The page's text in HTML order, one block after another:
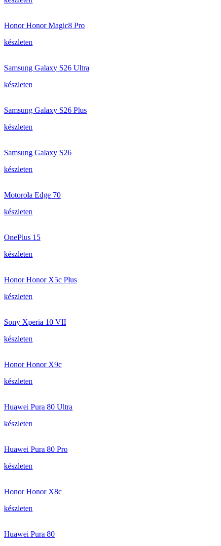
Honor Honor Magic8 Pro
készleten
Samsung Galaxy S26 Ultra
készleten
Samsung Galaxy S26 Plus
készleten
Samsung Galaxy S26
készleten
Motorola Edge 70
készleten
OnePlus 15
készleten
Honor Honor X5c Plus
készleten
Sony Xperia 10 VII
készleten
Honor Honor X9c
készleten
Huawei Pura 80 Ultra
készleten
Huawei Pura 80 Pro
készleten
Honor Honor X8c
készleten
Huawei Pura 80